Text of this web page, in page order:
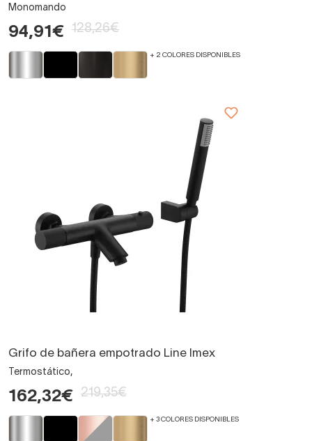
Monomando
94,91€ 128,26€
+ 2 COLORES DISPONIBLES
Grifo de bañera empotrado Line Imex
Termostático,
162,32€ 219,35€
+ 3 COLORES DISPONIBLES